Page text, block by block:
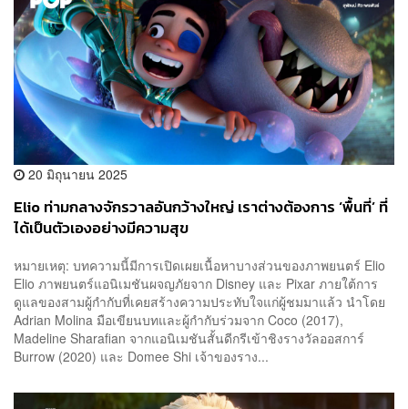
20 มิถุนายน 2025
Elio ท่ามกลางจักรวาลอันกว้างใหญ่ เราต่างต้องการ ‘พื้นที่’ ที่
ได้เป็นตัวเองอย่างมีความสุข
หมายเหตุ: บทความนี้มีการเปิดเผยเนื้อหาบางส่วนของภาพยนตร์ Elio
Elio ภาพยนตร์แอนิเมชันผจญภัยจาก Disney และ Pixar ภายใต้การ
ดูแลของสามผู้กำกับที่เคยสร้างความประทับใจแก่ผู้ชมมาแล้ว นำโดย
Adrian Molina มือเขียนบทและผู้กำกับร่วมจาก Coco (2017),
Madeline Sharafian จากแอนิเมชันสั้นดีกรีเข้าชิงรางวัลออสการ์
Burrow (2020) และ Domee Shi เจ้าของราง...